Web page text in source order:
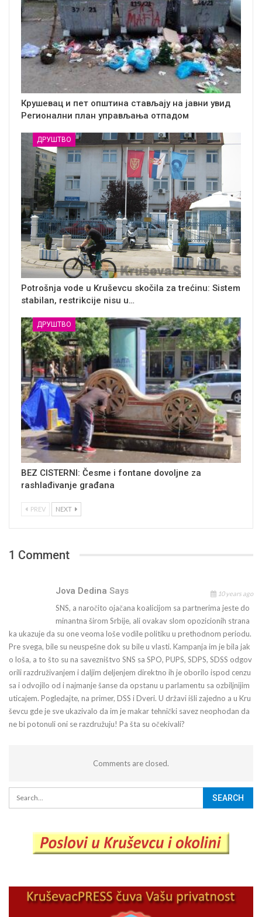
Крушевац и пет општина стављају на јавни увид
Регионални план управљања отпадом
ДРУШТВО
Potrošnja vode u Kruševcu skočila za trećinu: Sistem
stabilan, restrikcije nisu u…
ДРУШТВО
BEZ CISTERNI: Česme i fontane dovoljne za
rashlađivanje građana
PREV NEXT
1 Comment
Jova Dedina Says 10 years ago
SNS, a naročito ojačana koalicijom sa partnerima jeste do
minantna širom Srbije, ali ovakav slom opozicionih strana
ka ukazuje da su one veoma loše vodile politiku u prethodnom periodu.
Pre svega, bile su neuspešne dok su bile u vlasti. Kampanja im je bila jak
o loša, a to što su na savezništvo SNS sa SPO, PUPS, SDPS, SDSS odgov
orili razdruživanjem i daljim deljenjem direktno ih je oborilo ispod cenzu
sa i odvojilo od i najmanje šanse da opstanu u parlamentu sa ozbiljnijim
uticajem. Pogledajte, na primer, DSS i Dveri. U državi išli zajedno a u Kru
ševcu gde je sve ukazivalo da im je makar tehnički savez neophodan da
ne bi potonuli oni se razdružuju! Pa šta su očekivali?
Comments are closed.